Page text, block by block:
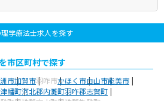
学療法士求人を探す
市区町村で探す
市加賀市羽咋市かほく市白山市能美市
幡町河北郡内灘町羽咋郡志賀町